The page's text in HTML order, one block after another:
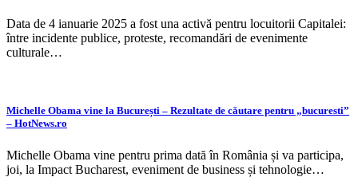
Data de 4 ianuarie 2025 a fost una activă pentru locuitorii Capitalei:
între incidente publice, proteste, recomandări de evenimente
culturale…
Michelle Obama vine la București – ​Rezultate de căutare pentru „bucuresti”
– HotNews.ro
Michelle Obama vine pentru prima dată în România și va participa,
joi, la Impact Bucharest, eveniment de business și tehnologie…